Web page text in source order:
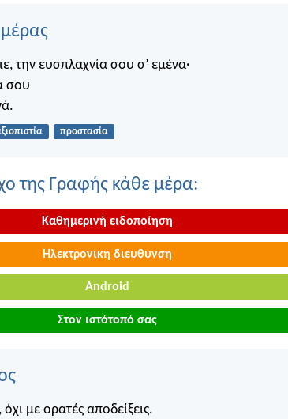
την ευσπλαχνία σου σ’ εμένα·
σου
προστασία
της Γραφής κάθε μέρα:
Καθημερινή ειδοποίηση
Ηλεκτρονικη διευθυνση
Android
Στον ιστότοπό σας
με ορατές αποδείξεις.